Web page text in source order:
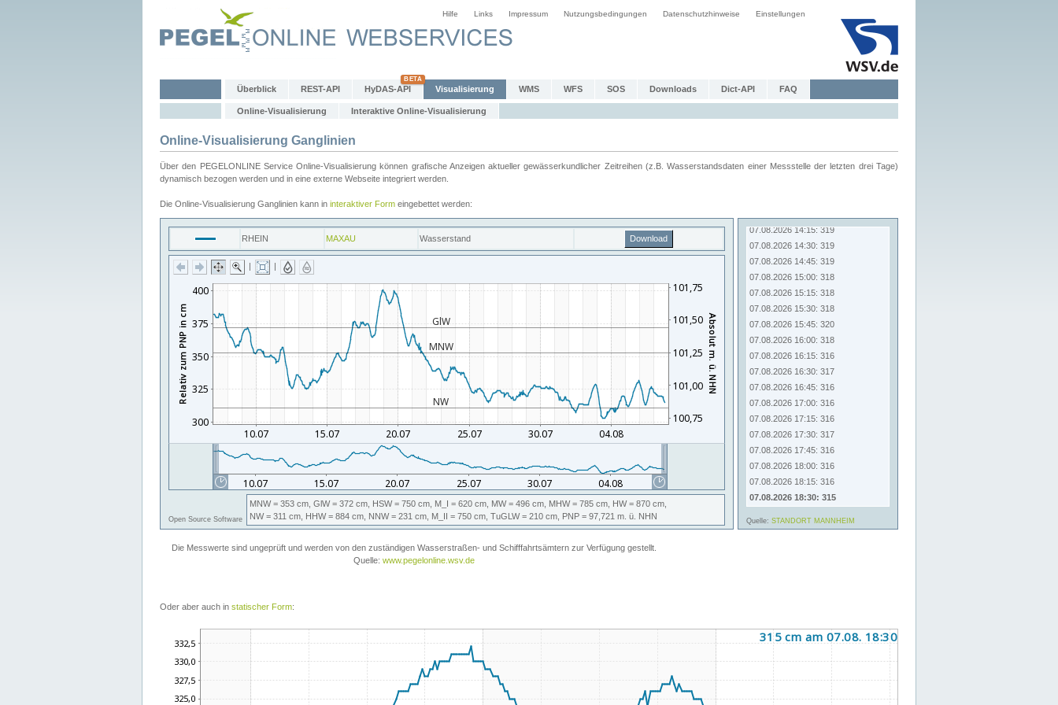
Hilfe Links Impressum Nutzungsbedingungen Datenschutzhinweise Einstellungen
Überblick REST-API HyDAS-API Visualisierung WMS WFS SOS Downloads Dict-API FAQ
Online-Visualisierung Interaktive Online-Visualisierung
Online-Visualisierung Ganglinien
Über den PEGELONLINE Service Online-Visualisierung können grafische Anzeigen aktueller gewässerkundlicher Zeitreihen (z.B. Wasserstandsdaten einer Messstelle der letzten drei Tage)
dynamisch bezogen werden und in eine externe Webseite integriert werden.
Die Online-Visualisierung Ganglinien kann in interaktiver Form eingebettet werden:
Oder aber auch in statischer Form: